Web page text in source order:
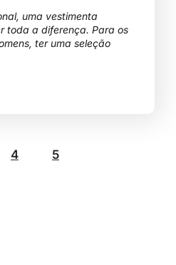
uma vestimenta
toda a diferença. Para os
ter uma seleção
4 5